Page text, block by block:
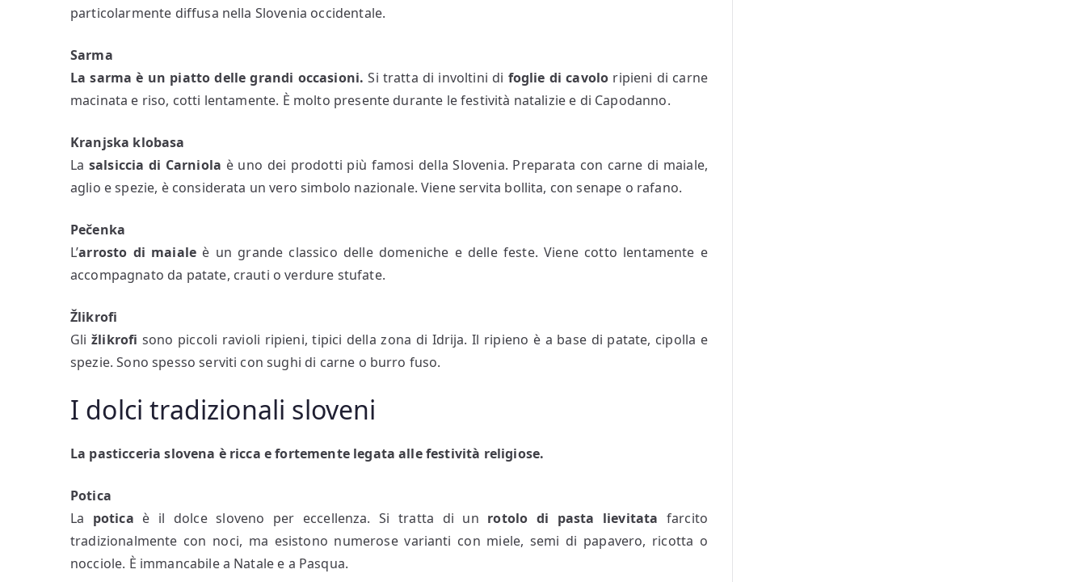
particolarmente diffusa nella Slovenia occidentale.
Sarma
La sarma è un piatto delle grandi occasioni. Si tratta di involtini di foglie di cavolo ripieni di carne
macinata e riso, cotti lentamente. È molto presente durante le festività natalizie e di Capodanno.
Kranjska klobasa
La salsiccia di Carniola è uno dei prodotti più famosi della Slovenia. Preparata con carne di maiale,
aglio e spezie, è considerata un vero simbolo nazionale. Viene servita bollita, con senape o rafano.
Pečenka
L’arrosto di maiale è un grande classico delle domeniche e delle feste. Viene cotto lentamente e
accompagnato da patate, crauti o verdure stufate.
Žlikrofi
Gližlikrofi sono piccoli ravioli ripieni, tipici della zona di Idrija. Il ripieno è a base di patate, cipolla e
spezie. Sono spesso serviti con sughi di carne o burro fuso.
I dolci tradizionali sloveni
La pasticceria slovena è ricca e fortemente legata alle festività religiose.
Potica
La potica è il dolce sloveno per eccellenza. Si tratta di un rotolo di pasta lievitata farcito
tradizionalmente con noci, ma esistono numerose varianti con miele, semi di papavero, ricotta o
nocciole. È immancabile a Natale e a Pasqua.